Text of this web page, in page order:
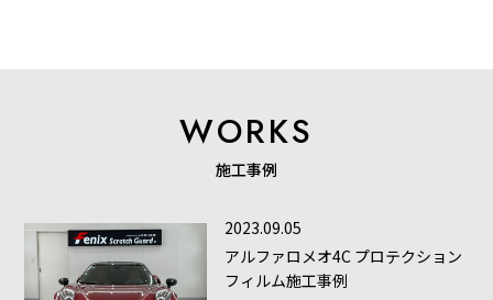
WORKS
施工事例
2023.09.05
アルファロメオ4C プロテクション
フィルム施工事例